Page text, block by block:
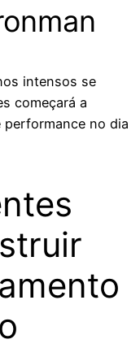
intensos se
começará a
no dia